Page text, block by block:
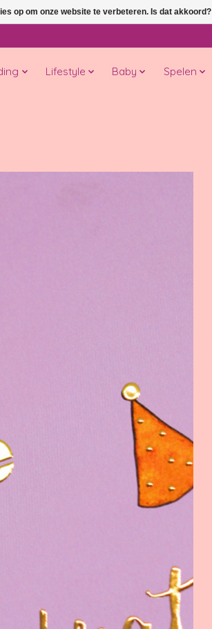
Lifestyle Baby Spelen
op om onze website te verbeteren. Is dat akkoord?